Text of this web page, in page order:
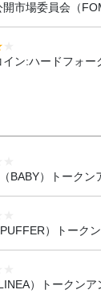
開市場委員会（
イン:ハードフォ
BABY）トークン
）トーク
）トークンア